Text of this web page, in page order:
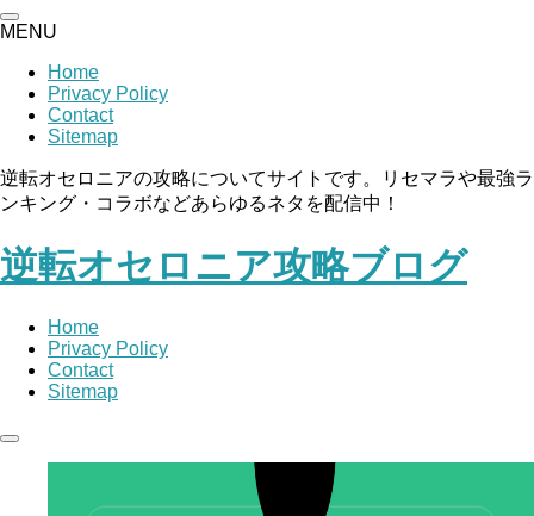
MENU
Home
Privacy Policy
Contact
Sitemap
逆転オセロニアの攻略についてサイトです。リセマラや最強ラ
ンキング・コラボなどあらゆるネタを配信中！
逆転オセロニア攻略ブログ
Home
Privacy Policy
Contact
Sitemap